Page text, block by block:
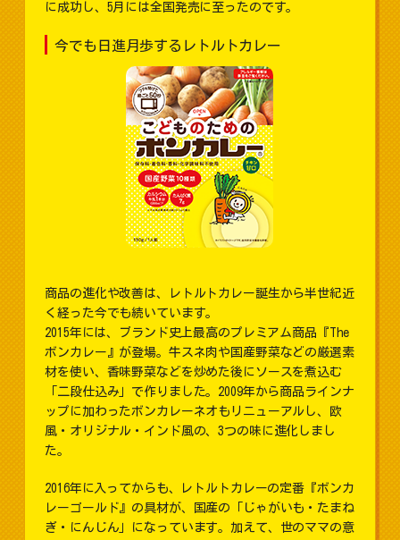
に成功し、5月には全国発売に至ったのです。
今でも日進月歩するレトルトカレー
商品の進化や改善は、レトルトカレー誕生から半世紀近
く経った今でも続いています。
2015年には、ブランド史上最高のプレミアム商品『The
ボンカレー』が登場。牛スネ肉や国産野菜などの厳選素
材を使い、香味野菜などを炒めた後にソースを煮込む
「二段仕込み」で作りました。2009年から商品ラインナ
ップに加わったボンカレーネオもリニューアルし、欧
風・オリジナル・インド風の、3つの味に進化しまし
た。
2016年に入ってからも、レトルトカレーの定番『ボンカ
レーゴールド』の具材が、国産の「じゃがいも・たまね
ぎ・にんじん」になっています。加えて、世のママの意